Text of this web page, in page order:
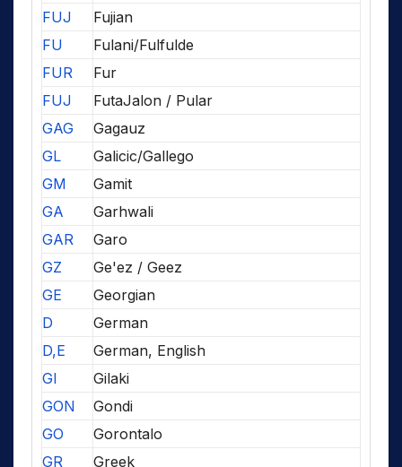
FUJ
Fujian
FU
Fulani/Fulfulde
FUR
Fur
FUJ
FutaJalon / Pular
GAG
Gagauz
GL
Galicic/Gallego
GM
Gamit
GA
Garhwali
GAR
Garo
GZ
Ge'ez / Geez
GE
Georgian
D
German
D,E
German, English
GI
Gilaki
GON
Gondi
GO
Gorontalo
GR
Greek